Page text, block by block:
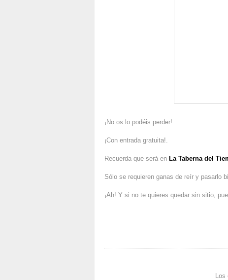
¡No os lo podéis perder!
¡Con entrada gratuita!.
Recuerda que será en La Taberna del
Sólo se requieren ganas de reír y pasarlo
¡Ah! Y si no te quieres quedar sin sitio,
Los